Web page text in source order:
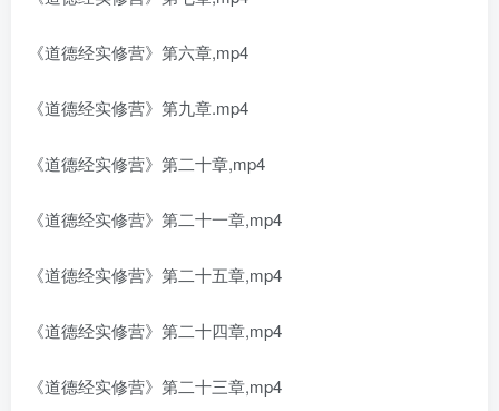
《道德经实修营》第六章,mp4
《道德经实修营》第九章.mp4
《道德经实修营》第二十章,mp4
《道德经实修营》第二十一章,mp4
《道德经实修营》第二十五章,mp4
《道德经实修营》第二十四章,mp4
《道德经实修营》第二十三章,mp4